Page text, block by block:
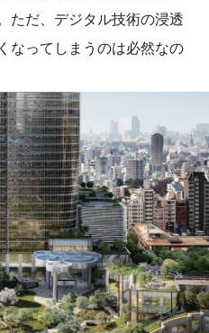
ただ、デジタル技術の浸透
なってしまうのは必然なの